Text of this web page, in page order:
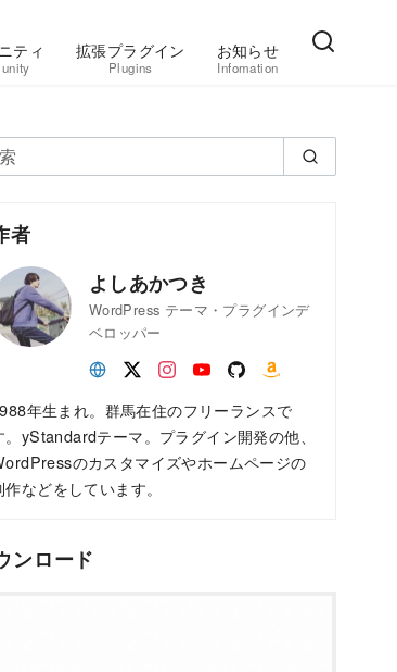
ティ 拡張プラグイン
Plugins
お知らせ
Infomation
者
よしあかつき
WordPress テーマ・プラグインデ
ベロッパー
年生まれ。群馬在住のフリーランスで
。yStandardテーマ。プラグイン開発の他、
のカスタマイズやホームページの
作などをしています。
ンロード